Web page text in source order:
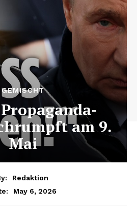
GEMISCHT
am 9.
Mai
Redaktion
May 6, 2026